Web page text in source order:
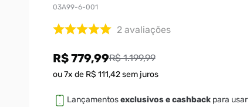
03A99-6-001
2 avaliações
R$ 779,99R$ 1.199,99
ou7x de R$ 111,42sem juros
Lançamentosexclusivos e cashbackpara usar